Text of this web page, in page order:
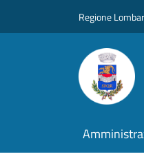
Regione